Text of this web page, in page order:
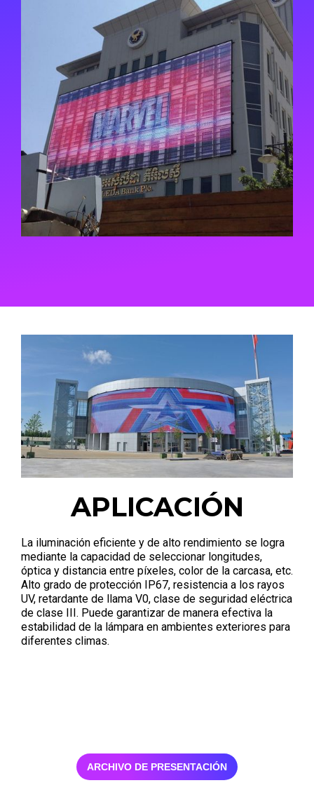
APLICACIÓN
La iluminación eficiente y de alto rendimiento se logra
mediante la capacidad de seleccionar longitudes,
óptica y distancia entre píxeles, color de la carcasa, etc.
Alto grado de protección IP67, resistencia a los rayos
UV, retardante de llama V0, clase de seguridad eléctrica
de clase III. Puede garantizar de manera efectiva la
estabilidad de la lámpara en ambientes exteriores para
diferentes climas.
ARCHIVO DE PRESENTACIÓN